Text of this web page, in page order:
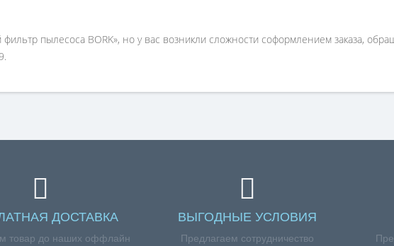
пылесоса BORK», но у вас возникли сложности соформлением заказа,
ДОСТАВКА
товар до наших оффлайн
ВЫГОДНЫЕ УСЛОВИЯ
Предлагаем сотрудничество